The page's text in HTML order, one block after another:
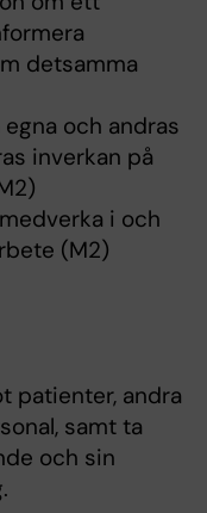
detsamma
och andras
inverkan på
i och
(M2)
patienter, andra
samt ta
och sin